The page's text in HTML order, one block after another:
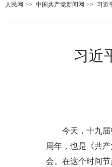
人民网 >> 中国共产党新闻网 >> 习近
习近
今天，十九
周年，也是《共
会。在这个时间